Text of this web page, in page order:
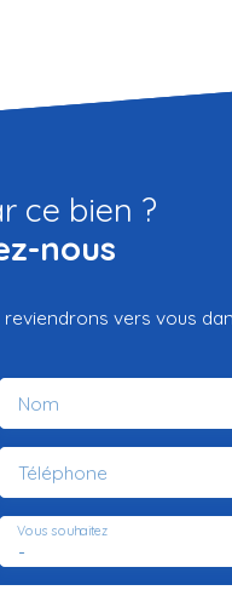
ce bien ?
nous
vers vous
Nom
Téléphone
-
Vous souhaitez